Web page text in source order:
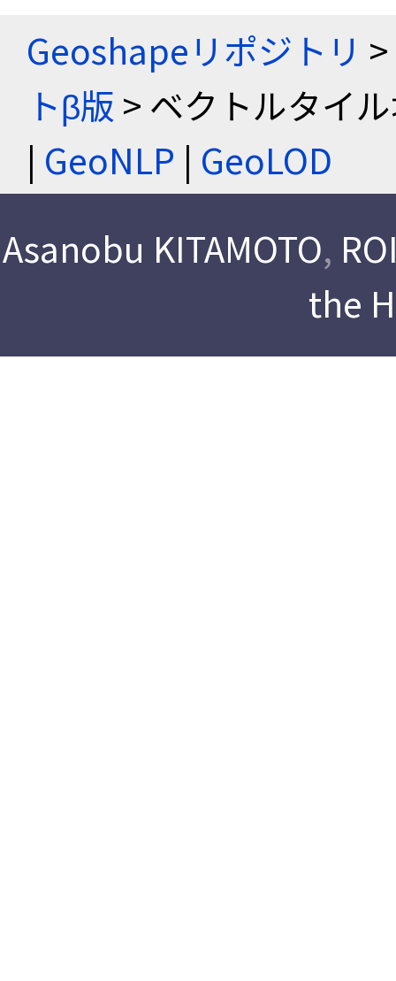
Geoshapeリポジトリ >
トβ版 > ベクトルタイ
| GeoNLP | GeoLOD
Asanobu KITAMOTO,
the